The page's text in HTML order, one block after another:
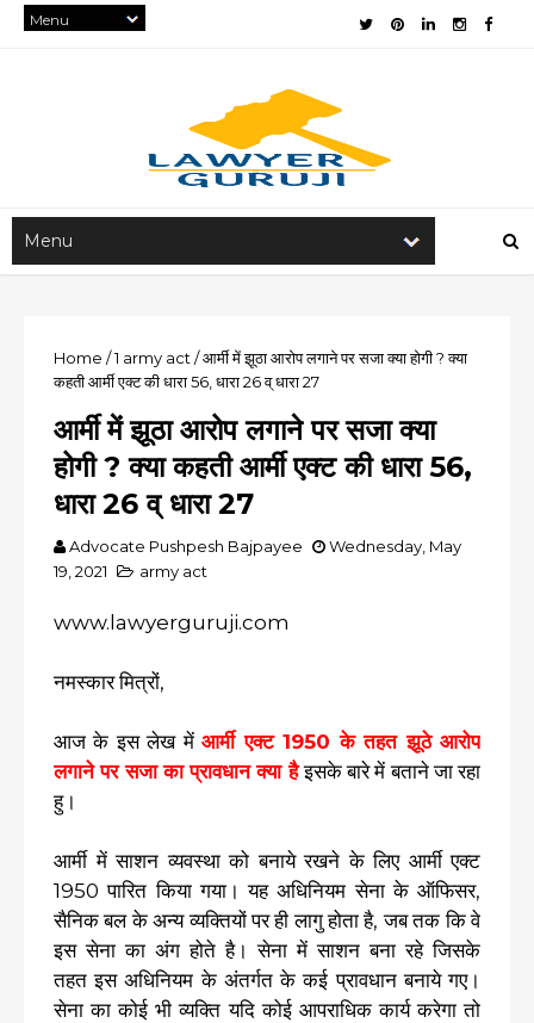
Home /1 army act /आर्मी में झूठा आरोप लगाने पर सजा क्या होगी ? क्या
कहती आर्मी एक्ट की धारा 56, धारा 26 व् धारा 27
आर्मी में झूठा आरोप लगाने पर सजा क्या
होगी ? क्या कहती आर्मी एक्ट की धारा 56,
धारा 26 व् धारा 27
Advocate Pushpesh Bajpayee
Wednesday, May
19, 2021
army act
www.lawyerguruji.com
नमस्कार मित्रों,
आज के इस लेख मेंआर्मी एक्ट 1950 के तहत झूठे आरोप
लगाने पर सजा का प्रावधान क्या हैइसके बारे में बताने जा रहा
हु।
आर्मी में साशन व्यवस्था को बनाये रखने के लिए आर्मी एक्ट
1950 पारित किया गया। यह अधिनियम सेना के ऑफिसर,
सैनिक बल के अन्य व्यक्तियों पर ही लागु होता है, जब तक कि वे
इस सेना का अंग होते है। सेना में साशन बना रहे जिसके
तहत इस अधिनियम के अंतर्गत के कई प्रावधान बनाये गए।
सेना का कोई भी व्यक्ति यदि कोई आपराधिक कार्य करेगा तो